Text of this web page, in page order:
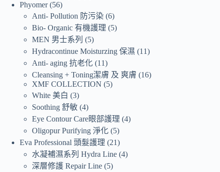
Phyomer 56
Anti- Pollution 防污染 6
Bio- Organic 有機護理
5
MEN 男士系列
5
Hydracontinue Moisturzing 保濕
11
Anti- aging 抗老化 11
Cleansing + Toning潔膚 及 爽膚
16
XMF COLLECTION
5
White 美白
3
Soothing 舒敏 4
Eye Contour Care眼部護理 4
Oligopur Purifying 淨化 5
Eva Professional 頭髮護理
21
水凝補濕系列 Hydra Line 4
深層修護 Repair Line 5